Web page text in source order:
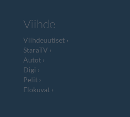
Viihde
Viihdeuutiset
StaraTV
Autot
Digi
Pelit
Elokuvat